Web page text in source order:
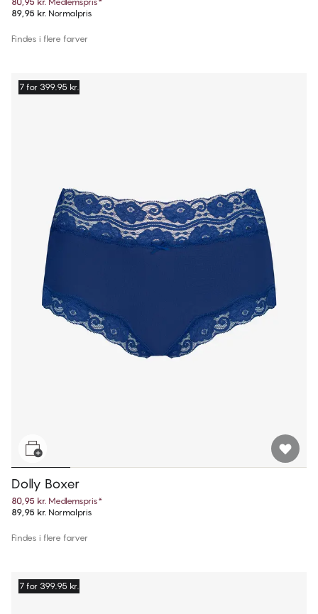
89,95 kr. Normalpris
Findes i flere farver
7 for 399.95 kr.
Dolly Boxer
80,95 kr. Medlemspris*
89,95 kr. Normalpris
Findes i flere farver
7 for 399.95 kr.